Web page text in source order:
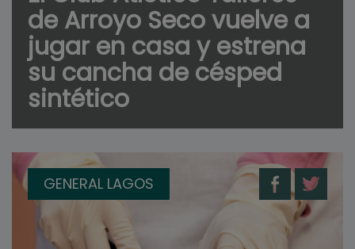
de Arroyo Seco vuelve a
jugar en casa y estrena
su cancha de césped
sintético
GENERAL LAGOS